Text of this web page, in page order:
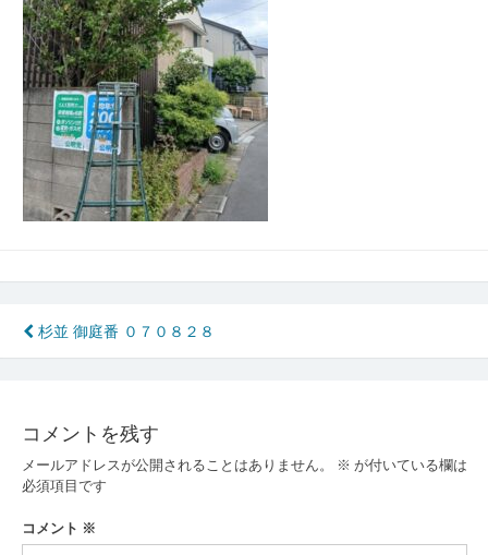
投
稿
ビ
ゲ
ー
杉並 御庭番 ０７０８２８
コメントを残す
メールアドレスが公開されることはありません。 ※ が付いている欄は
必須項目です
コメント ※